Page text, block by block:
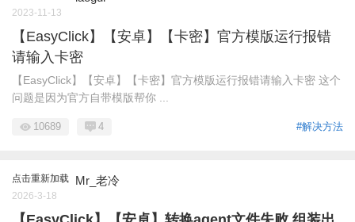
2023-11-13
【EasyClick】【安卓】【卡密】官方模版运行报错
请输入卡密
【EasyClick】【安卓】【卡密】官方模版运行报错请输入卡密 这个
问题是因为官方自带模版帮你 ...
#解决方法
10689 4
点击重新加载 Mr_老冷
2026-3-18